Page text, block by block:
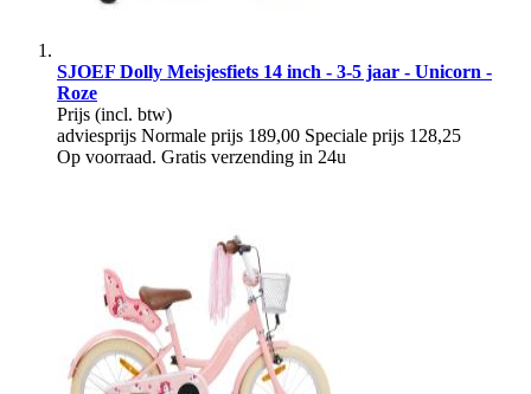
SJOEF Dolly Meisjesfiets 14 inch - 3-5 jaar - Unicorn -
Roze
Prijs (incl. btw)
adviesprijs Normale prijs 189,00 Speciale prijs 128,25
Op voorraad. Gratis verzending in 24u